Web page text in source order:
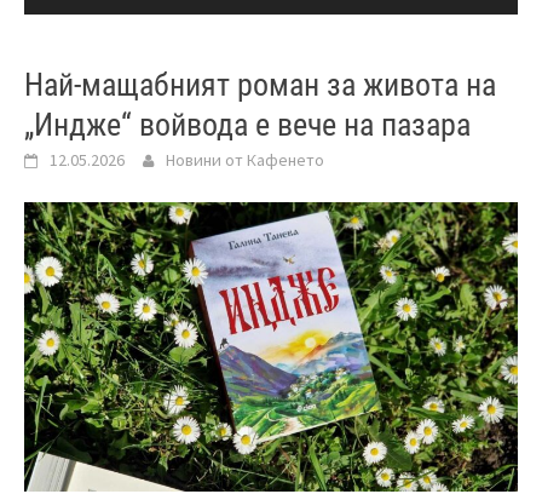
Най-мащабният роман за живота на
„Индже“ войвода е вече на пазара
12.05.2026 Новини от Кафенето